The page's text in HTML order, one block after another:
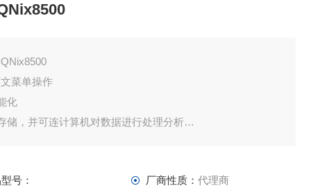
菜单操作
化
储，并可连计算机对数据进行处理分析
号： 厂商性质： 代理商